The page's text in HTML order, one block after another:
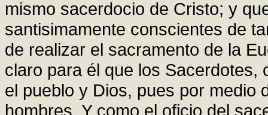
mismo sacerdocio de Cristo; y
santisimamente conscientes de
de realizar el sacramento de la
claro para él que los
el pueblo y Dios, pues por medio
hombres. Y como el oficio del